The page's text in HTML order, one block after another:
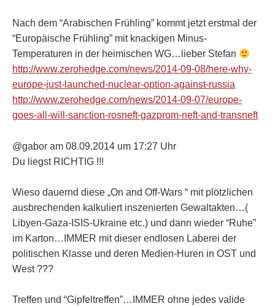
Nach dem “Arabischen Frühling” kommt jetzt erstmal der
“Europäische Frühling” mit knackigen Minus-
Temperaturen in der heimischen WG…lieber Stefan
http://www.zerohedge.com/news/2014-09-08/here-why-
europe-just-launched-nuclear-option-against-russia
http://www.zerohedge.com/news/2014-09-07/europe-
goes-all-will-sanction-rosneft-gazprom-neft-and-transneft
@gabor am 08.09.2014 um 17:27 Uhr
Du liegst RICHTIG !!!
Wieso dauernd diese „On and Off-Wars “ mit plötzlichen
ausbrechenden kalkuliert inszenierten Gewaltakten…(
Libyen-Gaza-ISIS-Ukraine etc.) und dann wieder “Ruhe”
im Karton…IMMER mit dieser endlosen Laberei der
politischen Klasse und deren Medien-Huren in OST und
West ???
Treffen und “Gipfeltreffen”…IMMER ohne jedes valide